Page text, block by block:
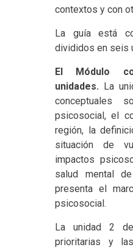
contextos y con
La guía está
divididos en seis
El Módulo
unidades. La
conceptuales
psicosocial, el
región, la
situación de
impactos
salud mental
presenta el
psicosocial.
La unidad 2
prioritarias y